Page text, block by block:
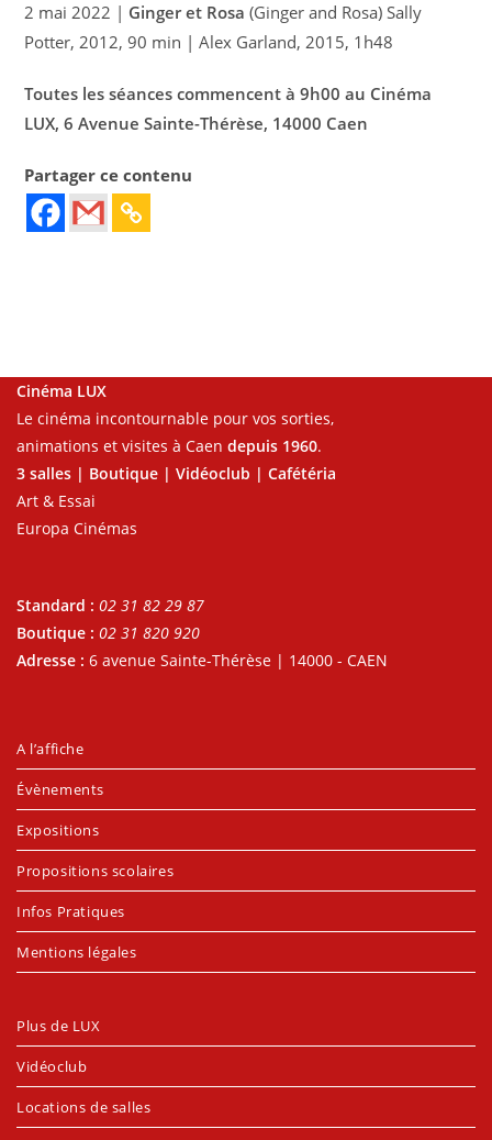
2 mai 2022 | Ginger et Rosa (Ginger and Rosa) Sally
Potter, 2012, 90 min | Alex Garland, 2015, 1h48
Toutes les séances commencent à 9h00 au Cinéma
LUX, 6 Avenue Sainte-Thérèse, 14000 Caen
Partager ce contenu
Cinéma LUX
Le cinéma incontournable pour vos sorties,
animations et visites à Caen depuis 1960.
3 salles | Boutique | Vidéoclub | Cafétéria
Art & Essai
Europa Cinémas
Standard : 02 31 82 29 87
Boutique : 02 31 820 920
Adresse : 6 avenue Sainte-Thérèse | 14000 - CAEN
A l’affiche
Évènements
Expositions
Propositions scolaires
Infos Pratiques
Mentions légales
Plus de LUX
Vidéoclub
Locations de salles